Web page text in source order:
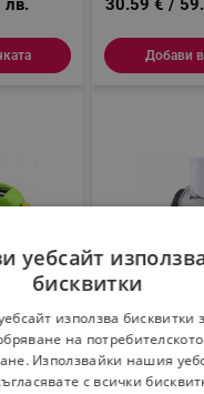
лв. 30.59 € /
Добави
С
Зелен
Ренде Izibizi
Сменяеми
Неръждаема
Вакуумираща
★★★★
уебсайт
бисквитки
използва бисквитки
на потребителското
Използвайки нашия
с всички